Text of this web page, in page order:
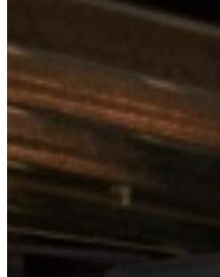
Keukens
Inductie Pannen
Tri-Ply Kookpan 16 cm
Bekijk alle inductie pannen